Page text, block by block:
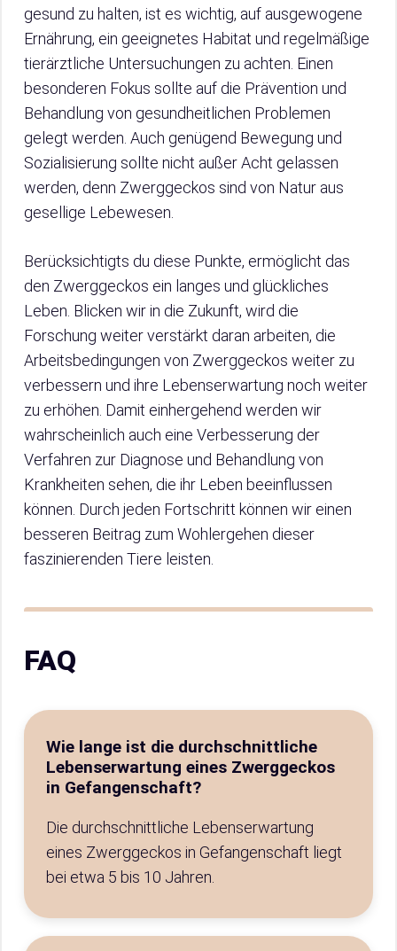
gesund zu halten, ist es wichtig, auf ausgewogene
Ernährung, ein geeignetes Habitat und regelmäßige
tierärztliche Untersuchungen zu achten. Einen
besonderen Fokus sollte auf die Prävention und
Behandlung von gesundheitlichen Problemen
gelegt werden. Auch genügend Bewegung und
Sozialisierung sollte nicht außer Acht gelassen
werden, denn Zwerggeckos sind von Natur aus
gesellige Lebewesen.
Berücksichtigts du diese Punkte, ermöglicht das
den Zwerggeckos ein langes und glückliches
Leben. Blicken wir in die Zukunft, wird die
Forschung weiter verstärkt daran arbeiten, die
Arbeitsbedingungen von Zwerggeckos weiter zu
verbessern und ihre Lebenserwartung noch weiter
zu erhöhen. Damit einhergehend werden wir
wahrscheinlich auch eine Verbesserung der
Verfahren zur Diagnose und Behandlung von
Krankheiten sehen, die ihr Leben beeinflussen
können. Durch jeden Fortschritt können wir einen
besseren Beitrag zum Wohlergehen dieser
faszinierenden Tiere leisten.
FAQ
Wie lange ist die durchschnittliche
Lebenserwartung eines Zwerggeckos
in Gefangenschaft?
Die durchschnittliche Lebenserwartung
eines Zwerggeckos in Gefangenschaft liegt
bei etwa 5 bis 10 Jahren.